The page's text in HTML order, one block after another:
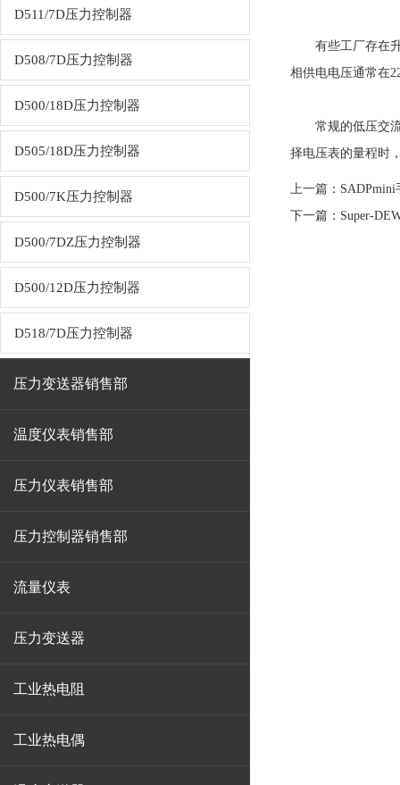
D511/7D压力控制器
D508/7D压力控制器
D500/18D压力控制器
D505/18D压力控制器
D500/7K压力控制器
D500/7DZ压力控制器
D500/12D压力控制器
D518/7D压力控制器
压力变送器销售部
温度仪表销售部
压力仪表销售部
压力控制器销售部
流量仪表
压力变送器
工业热电阻
工业热电偶
有些工厂存在升
相供电电压通常在
常规的低压交流
择电压表的量程时
上一篇：
下一篇： Super-